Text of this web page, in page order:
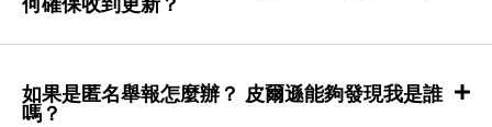
如果是匿名舉報怎麼辦？ 皮爾遜能夠發現我是誰
嗎？